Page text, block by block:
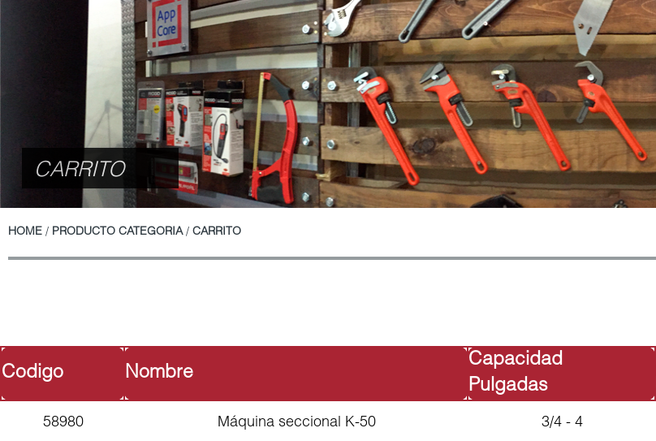
CARRITO
HOME / PRODUCTO CATEGORIA/ CARRITO
Codigo Nombre
Capacidad
Pulgadas
58980 Máquina seccional K-50 3/4 - 4